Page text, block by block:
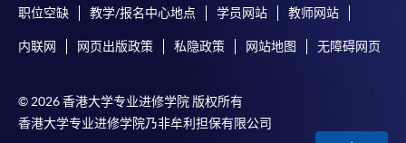
职位空缺 教学/报名中心地点 学员网站 教师网站
内联网 网页出版政策 私隐政策 网站地图 无障碍网页
© 2026 香港大学专业进修学院 版权所有
香港大学专业进修学院乃非牟利担保有限公司